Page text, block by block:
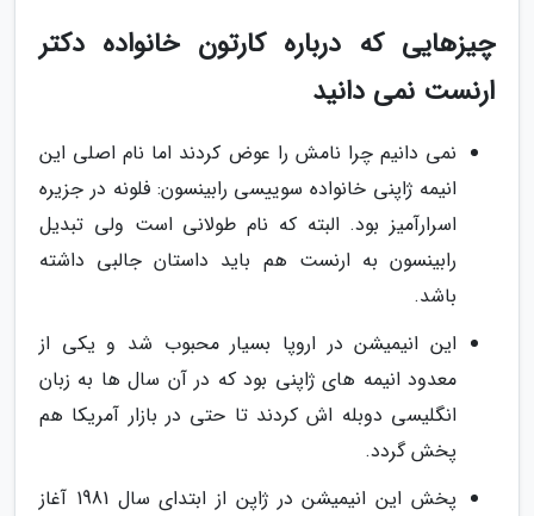
چیزهایی که درباره کارتون خانواده دکتر
ارنست نمی دانید
نمی دانیم چرا نامش را عوض کردند اما نام اصلی این
انیمه ژاپنی خانواده سوییسی رابینسون: فلونه در جزیره
اسرارآمیز بود. البته که نام طولانی است ولی تبدیل
رابینسون به ارنست هم باید داستان جالبی داشته
باشد.
این انیمیشن در اروپا بسیار محبوب شد و یکی از
معدود انیمه های ژاپنی بود که در آن سال ها به زبان
انگلیسی دوبله اش کردند تا حتی در بازار آمریکا هم
پخش گردد.
پخش این انیمیشن در ژاپن از ابتدای سال 1981 آغاز